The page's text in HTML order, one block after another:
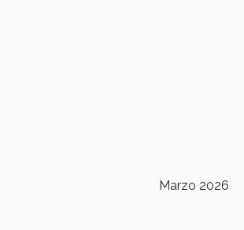
Marzo 2026